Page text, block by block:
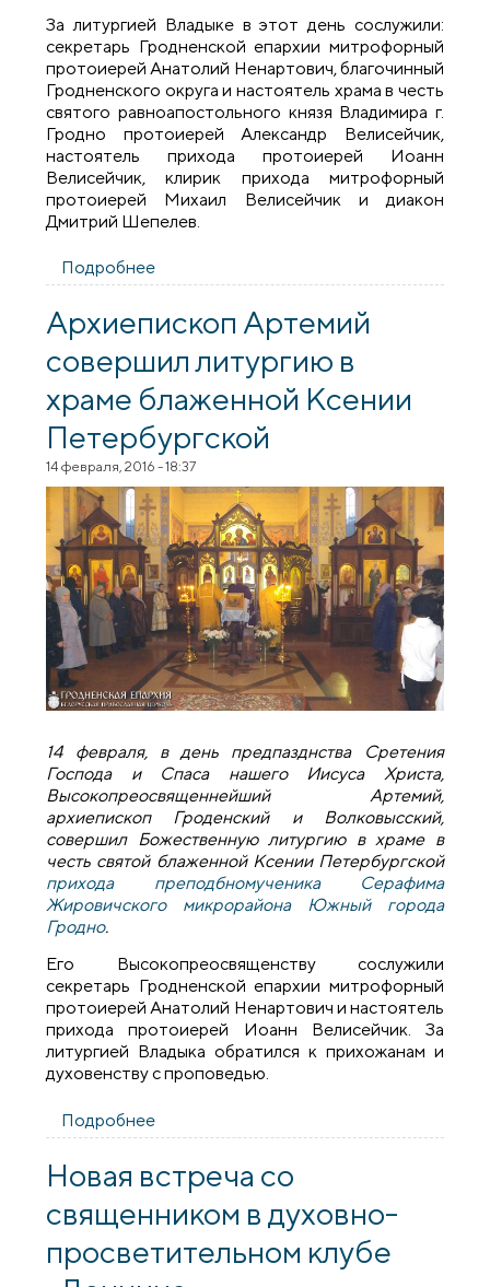
За литургией Владыке в этот день сослужили:
секретарь Гродненской епархии митрофорный
протоиерей Анатолий Ненартович, благочинный
Гродненского округа и настоятель храма в честь
святого равноапостольного князя Владимира г.
Гродно протоиерей Александр Велисейчик,
настоятель прихода протоиерей Иоанн
Велисейчик, клирик прихода митрофорный
протоиерей Михаил Велисейчик и диакон
Дмитрий Шепелев.
Подробнее
литургию в храме в честь блаженной
Ксении Петербургской города Гродно
Архиепископ Артемий
совершил литургию в
храме блаженной Ксении
Петербургской
14 февраля, 2016 - 18:37
14 февраля, в день предпазднства Сретения
Господа и Спаса нашего Иисуса Христа,
Высокопреосвященнейший Артемий,
архиепископ Гроденский и Волковысский,
совершил Божественную литургию в храме в
честь святой блаженной Ксении Петербургской
прихода преподбномученика Серафима
Жировичского микрорайона Южный города
Гродно.
Его Высокопреосвященству сослужили
секретарь Гродненской епархии митрофорный
протоиерей Анатолий Ненартович и настоятель
прихода протоиерей Иоанн Велисейчик. За
литургией Владыка обратился к прихожанам и
духовенству с проповедью.
Подробнее
литургию в храме блаженной Ксении
Новая встреча со
священником в духовно-
просветительном клубе